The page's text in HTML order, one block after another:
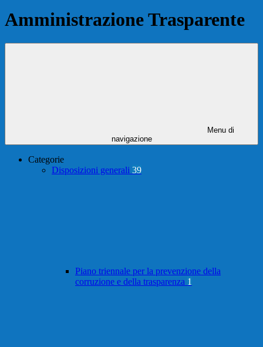
Amministrazione Trasparente
Menu di
navigazione
Categorie
Disposizioni generali 39
Piano triennale per la prevenzione della
corruzione e della trasparenza 1